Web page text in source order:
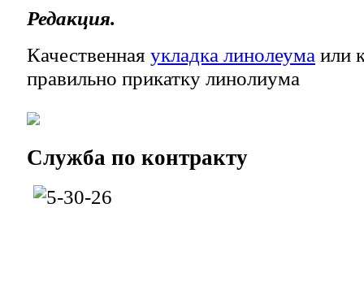
Редакция.
Качественная укладка линолеума или
правильно прикатку линолиума
Служба по контракту